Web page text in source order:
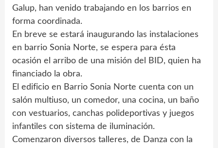
Galup, han venido trabajando en los barrios en
forma coordinada.
En breve se estará inaugurando las instalaciones
en barrio Sonia Norte, se espera para ésta
ocasión el arribo de una misión del BID, quien ha
financiado la obra.
El edificio en Barrio Sonia Norte cuenta con un
salón multiuso, un comedor, una cocina, un baño
con vestuarios, canchas polideportivas y juegos
infantiles con sistema de iluminación.
Comenzaron diversos talleres, de Danza con la